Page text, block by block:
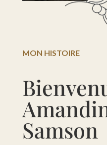
MON HISTOIRE
Samson